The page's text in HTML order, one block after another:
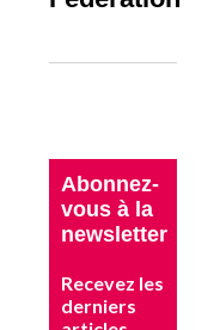
Abonnez-
vous à la
newsletter
Recevez les
derniers